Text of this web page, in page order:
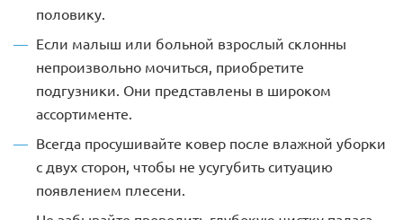
половику.
Если малыш или больной взрослый склонны
непроизвольно мочиться, приобретите
подгузники. Они представлены в широком
ассортименте.
Всегда просушивайте ковер после влажной уборки
с двух сторон, чтобы не усугубить ситуацию
появлением плесени.